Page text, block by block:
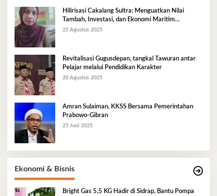
Hilirisasi Cakalang Sultra: Menguatkan Nilai
Tambah, Investasi, dan Ekonomi Maritim
Berkelanjutan
25 Agustus 2025
Revitalisasi Gugusdepan, tangkal Tawuran antar
Pelajar melalui Pendidikan Karakter
20 Agustus 2025
Amran Sulaiman, KKSS Bersama Pemerintahan
Prabowo-Gibran
25 Juni 2025
Ekonomi & Bisnis
Bright Gas 5,5 KG Hadir di Sidrap, Bantu Pompa